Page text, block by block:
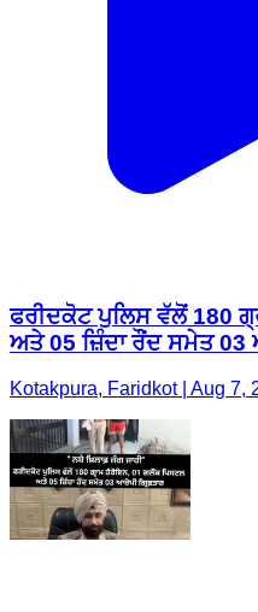
ਫਰੀਦਕੋਟ ਪੁਲਿਸ ਵੱਲੋਂ 180
ਅਤੇ 05 ਜ਼ਿੰਦਾ ਰੌਂਦ ਸਮੇਤ 03
Kotakpura, Faridkot | Aug 7,